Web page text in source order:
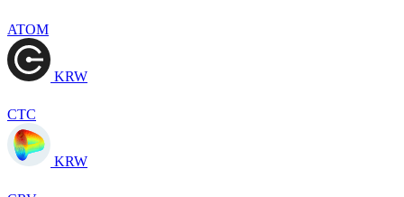
ATOM
KRW
CTC
KRW